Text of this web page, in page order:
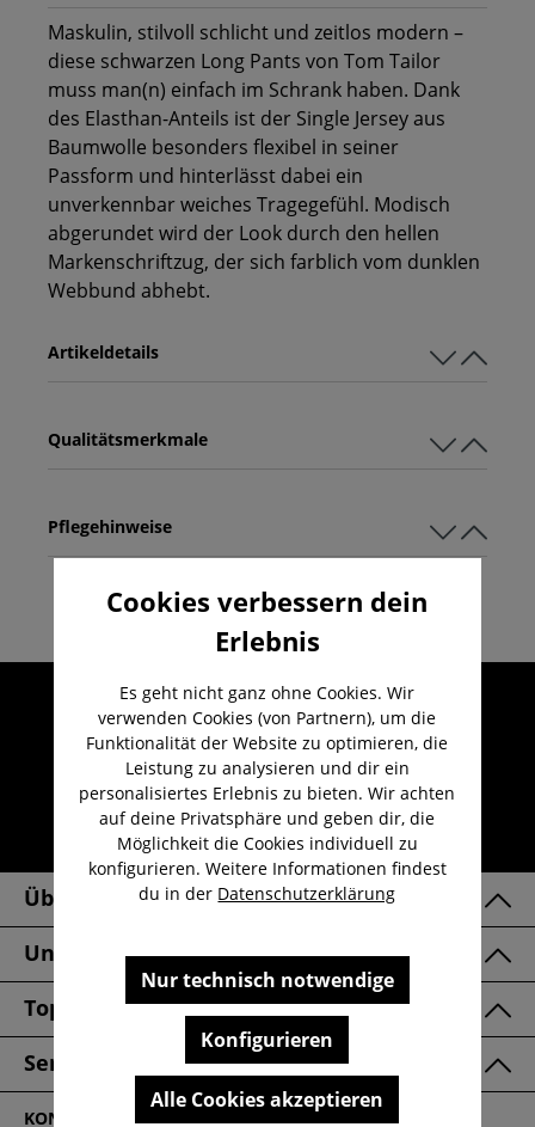
Maskulin, stilvoll schlicht und zeitlos modern –
diese schwarzen Long Pants von Tom Tailor
muss man(n) einfach im Schrank haben. Dank
des Elasthan-Anteils ist der Single Jersey aus
Baumwolle besonders flexibel in seiner
Passform und hinterlässt dabei ein
unverkennbar weiches Tragegefühl. Modisch
abgerundet wird der Look durch den hellen
Markenschriftzug, der sich farblich vom dunklen
Webbund abhebt.
Qualitätsmerkmale
Artikeldetails
Pflegehinweise
Umfangreicher Kundenservice
Kauf auf Rechnung
Kostenloser Versand ab 29,-€
Lieferzeit 1-3 Werktage
30 Tage kostenlose Retoure
Über Uns
Unsere Marken
Top Kategorien
Service & FAQ
KONTAKT
Cookies verbessern dein
Erlebnis
Es geht nicht ganz ohne Cookies. Wir
verwenden Cookies (von Partnern), um die
Funktionalität der Website zu optimieren, die
Leistung zu analysieren und dir ein
personalisiertes Erlebnis zu bieten. Wir achten
auf deine Privatsphäre und geben dir, die
Möglichkeit die Cookies individuell zu
konfigurieren. Weitere Informationen findest
du in der Datenschutzerklärung
Nur technisch notwendige
Konfigurieren
Alle Cookies akzeptieren